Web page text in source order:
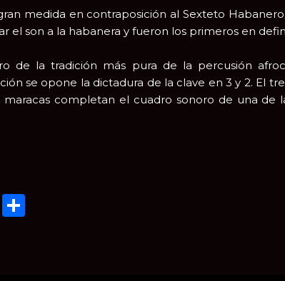
medida en contraposición al Sexteto
el son a la habanera y fueron los primeros en
de la tradición más pura de la percusión
se opone la dictadura de la clave en 3 y 2. El
completan el cuadro sonoro de una de
WhatsApp